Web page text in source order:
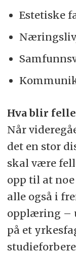
Estetiske
Hva blir
Når
det en stor
skal være
opp til at
alle også i
opplæring –
på et